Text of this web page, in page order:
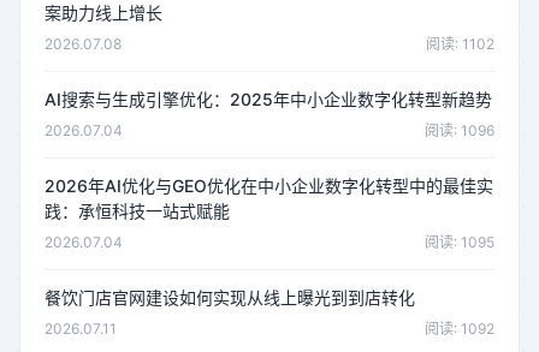
案助力线上增长
2026.07.08 阅读: 1102
AI搜索与生成引擎优化：2025年中小企业数字化转型新趋势
2026.07.04 阅读: 1096
2026年AI优化与GEO优化在中小企业数字化转型中的最佳实
践：承恒科技一站式赋能
2026.07.04 阅读: 1095
餐饮门店官网建设如何实现从线上曝光到到店转化
2026.07.11 阅读: 1092